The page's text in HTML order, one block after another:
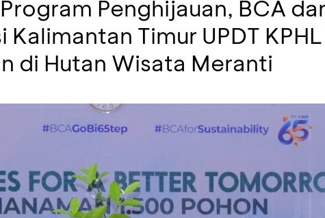
Penghijauan, BCA
Kalimantan Timur UPDT
di Hutan Wisata Meranti